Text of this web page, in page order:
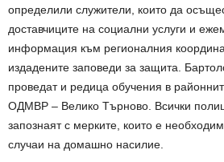
определили служители, които да
доставчиците на социални услуги и
информация към регионалния
издадените заповеди за защита.
проведат и редица обучения в
ОДМВР – Велико Търново. Всички
запознаят с мерките, които е
случаи на домашно насилие.